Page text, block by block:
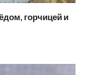
горчицей и